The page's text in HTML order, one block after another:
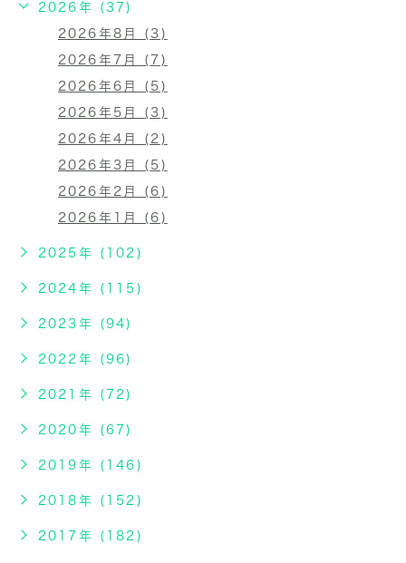
2026年 (37)
2026年8月 (3)
2026年7月 (7)
2026年6月 (5)
2026年5月 (3)
2026年4月 (2)
2026年3月 (5)
2026年2月 (6)
2026年1月 (6)
2025年 (102)
2024年 (115)
2023年 (94)
2022年 (96)
2021年 (72)
2020年 (67)
2019年 (146)
2018年 (152)
2017年 (182)